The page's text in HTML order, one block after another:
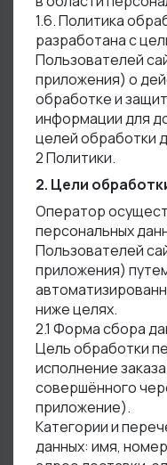
1.6. Политика
разработана с
Пользователей
приложения) о
обработке и
информации для
целей обработки
2 Политики.
2. Цели
Оператор
персональных
Пользователей
приложения)
ниже целях.
2.1 Форма сбора
Цель обработки
исполнение
совершённого
приложение).
Категории и
данных: имя,